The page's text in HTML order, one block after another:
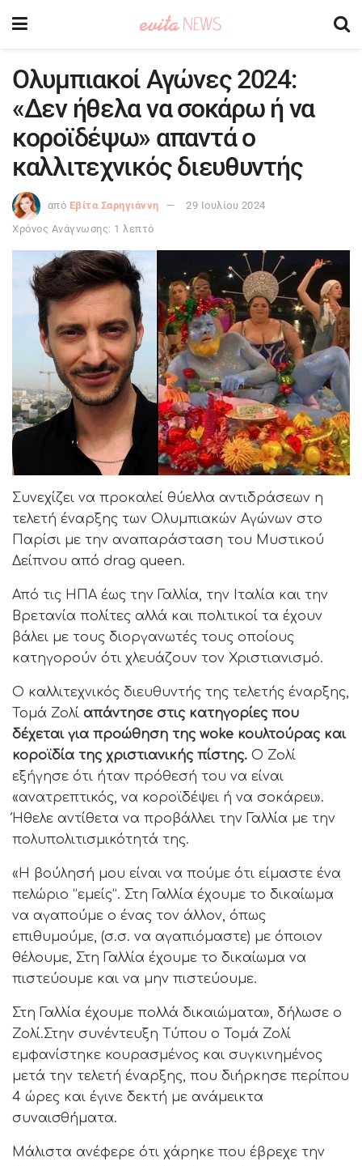
Ολυμπιακοί Αγώνες 2024:
«Δεν ήθελα να σοκάρω ή να
κοροϊδέψω» απαντά ο
καλλιτεχνικός διευθυντής
από Εβίτα Σαρηγιάννη
29 Ιουλίου 2024
Χρόνος Ανάγνωσης: 1 λεπτό
Συνεχίζει να προκαλεί θύελλα αντιδράσεων η
τελετή έναρξης των Ολυμπιακών Αγώνων στο
Παρίσι με την αναπαράσταση του Μυστικού
Δείπνου από drag queen.
Από τις ΗΠΑ έως την Γαλλία, την Ιταλία και την
Βρετανία πολίτες αλλά και πολιτικοί τα έχουν
βάλει με τους διοργανωτές τους οποίους
κατηγορούν ότι χλευάζουν τον Χριστιανισμό.
Ο καλλιτεχνικός διευθυντής της τελετής έναρξης,
Τομά Ζολί απάντησε στις κατηγορίες που
δέχεται για προώθηση της woke κουλτούρας και
κοροϊδία της χριστιανικής πίστης. Ο Ζολί
εξήγησε ότι ήταν πρόθεσή του να είναι
«ανατρεπτικός, να κοροϊδέψει ή να σοκάρει».
Ήθελε αντίθετα να προβάλλει την Γαλλία με την
πολυπολιτισμικότητά της.
«Η βούλησή μου είναι να πούμε ότι είμαστε ένα
πελώριο “εμείς”. Στη Γαλλία έχουμε το δικαίωμα
να αγαπούμε ο ένας τον άλλον, όπως
επιθυμούμε, (σ.σ. να αγαπιόμαστε) με όποιον
θέλουμε, Στη Γαλλία έχουμε το δικαίωμα να
πιστεύουμε και να μην πιστεύουμε.
Στη Γαλλία έχουμε πολλά δικαιώματα», δήλωσε ο
Ζολί.Στην συνέντευξη Τύπου ο Τομά Ζολί
εμφανίστηκε κουρασμένος και συγκινημένος
μετά την τελετή έναρξης, που διήρκησε περίπου
4 ώρες και έγινε δεκτή με ανάμεικτα
συναισθήματα.
Μάλιστα ανέφερε ότι χάρηκε που έβρεχε την